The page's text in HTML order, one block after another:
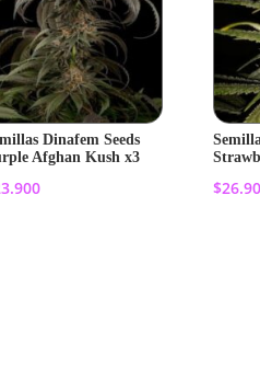
Dinafem Seeds
Afghan Kush x3
$